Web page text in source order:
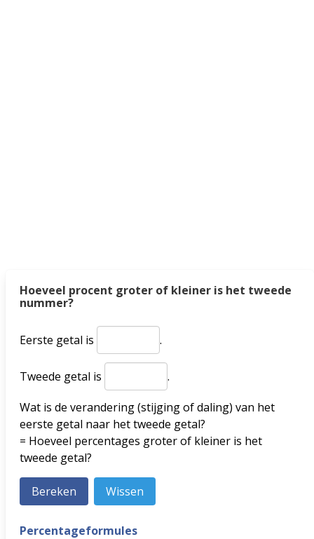
Hoeveel procent groter of kleiner is het tweede
nummer?
Eerste getal is .
Tweede getal is
.
Wat is de verandering (stijging of daling) van het
eerste getal naar het tweede getal?
= Hoeveel percentages groter of kleiner is het
tweede getal?
Percentageformules